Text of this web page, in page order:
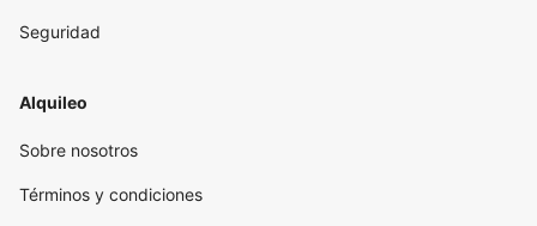
Seguridad
Alquileo
Sobre nosotros
Términos y condiciones